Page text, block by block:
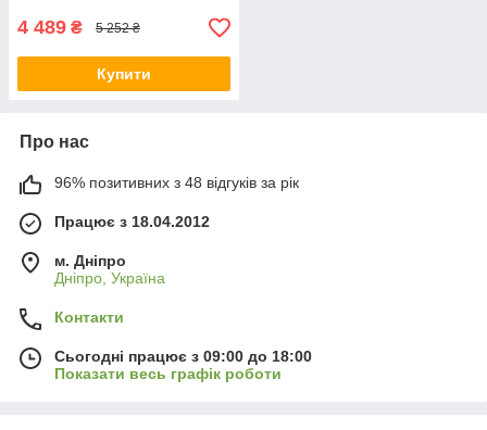
4 489 ₴ 5 252 ₴
Купити
Про нас
96% позитивних з 48 відгуків за рік
Працює з 18.04.2012
м. Дніпро
Дніпро, Україна
Контакти
Сьогодні працює з 09:00 до 18:00
Показати весь графік роботи